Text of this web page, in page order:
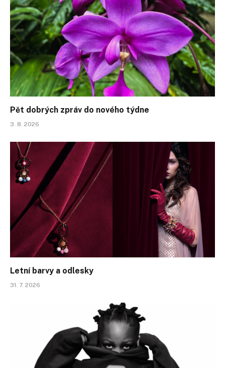
Pět dobrých zpráv do nového týdne
3. 8. 2026
Letní barvy a odlesky
31. 7. 2026